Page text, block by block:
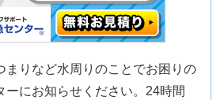
まりなど水周りのことでお困りの
ーにお知らせください。24時間